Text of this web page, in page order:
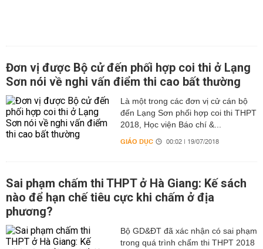
Đơn vị được Bộ cử đến phối hợp coi thi ở Lạng
Sơn nói về nghi vấn điểm thi cao bất thường
Là một trong các đơn vị cử cán bộ
đến Lạng Sơn phối hợp coi thi THPT
2018, Học viện Báo chí &...
GIÁO DỤC 00:02 | 19/07/2018
Sai phạm chấm thi THPT ở Hà Giang: Kế sách
nào để hạn chế tiêu cực khi chấm ở địa
phương?
Bộ GD&ĐT đã xác nhận có sai phạm
trong quá trình chấm thi THPT 2018